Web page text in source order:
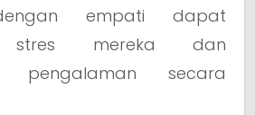
empati dapat
stres mereka dan
pengalaman secara